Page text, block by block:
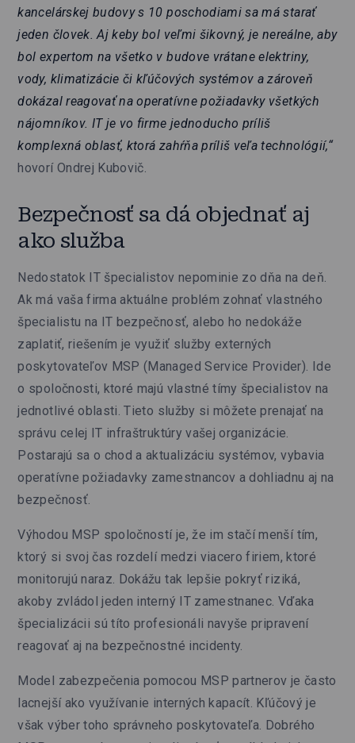
kancelárskej budovy s 10 poschodiami sa má starať
jeden človek. Aj keby bol veľmi šikovný, je nereálne, aby
bol expertom na všetko v budove vrátane elektriny,
vody, klimatizácie či kľúčových systémov a zároveň
dokázal reagovať na operatívne požiadavky všetkých
nájomníkov. IT je vo firme jednoducho príliš
komplexná oblasť, ktorá zahŕňa príliš veľa technológií,“
hovorí Ondrej Kubovič.
Bezpečnosť sa dá objednať aj
ako služba
Nedostatok IT špecialistov nepominie zo dňa na deň.
Ak má vaša firma aktuálne problém zohnať vlastného
špecialistu na IT bezpečnosť, alebo ho nedokáže
zaplatiť, riešením je využiť služby externých
poskytovateľov MSP (Managed Service Provider). Ide
o spoločnosti, ktoré majú vlastné tímy špecialistov na
jednotlivé oblasti. Tieto služby si môžete prenajať na
správu celej IT infraštruktúry vašej organizácie.
Postarajú sa o chod a aktualizáciu systémov, vybavia
operatívne požiadavky zamestnancov a dohliadnu aj na
bezpečnosť.
Výhodou MSP spoločností je, že im stačí menší tím,
ktorý si svoj čas rozdelí medzi viacero firiem, ktoré
monitorujú naraz. Dokážu tak lepšie pokryť riziká,
akoby zvládol jeden interný IT zamestnanec. Vďaka
špecializácii sú títo profesionáli navyše pripravení
reagovať aj na bezpečnostné incidenty.
Model zabezpečenia pomocou MSP partnerov je často
lacnejší ako využívanie interných kapacít. Kľúčový je
však výber toho správneho poskytovateľa. Dobrého